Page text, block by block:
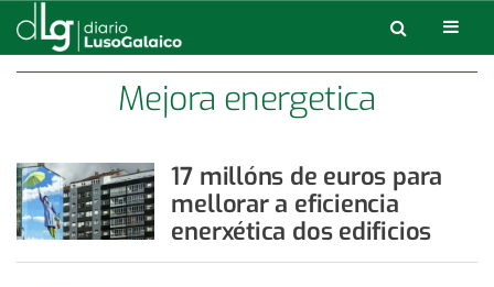
Mejora energetica
17 millóns de euros para
mellorar a eficiencia
enerxética dos edificios